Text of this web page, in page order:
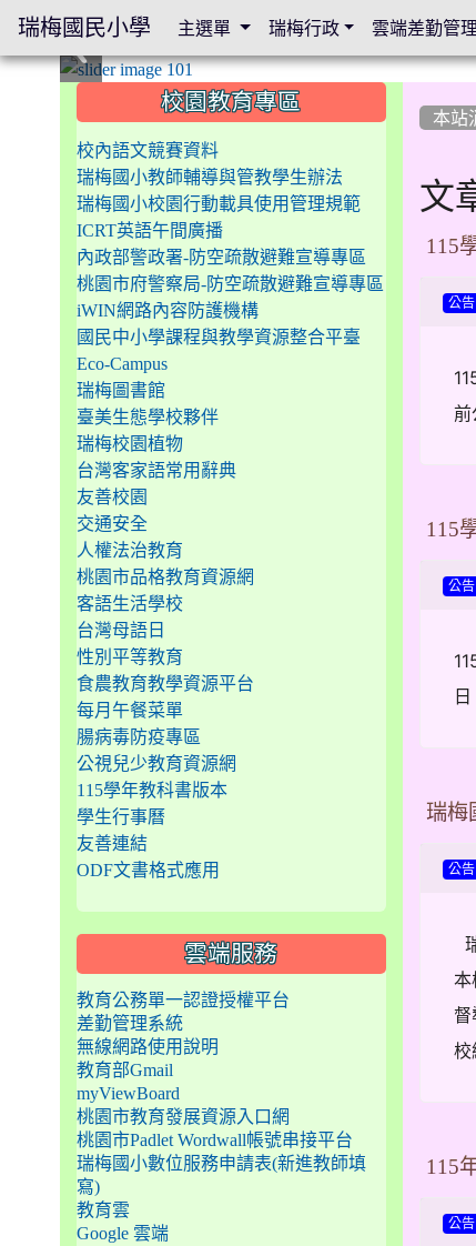
本站
文
115
公告
前
115
公告
日
瑞梅
公告
115
公告
::: 校園教育專區
校內語文競賽資料
瑞梅國小教師輔導與管教學生辦法
瑞梅國小校園行動載具使用管理規範
ICRT英語午間廣播
內政部警政署-防空疏散避難宣導專區
桃園市府警察局-防空疏散避難宣導專區
iWIN網路內容防護機構
國民中小學課程與教學資源整合平臺
Eco-Campus
瑞梅圖書館
臺美生態學校夥伴
瑞梅校園植物
台灣客家語常用辭典
友善校園
交通安全
人權法治教育
桃園市品格教育資源網
客語生活學校
台灣母語日
性別平等教育
食農教育教學資源平台
每月午餐菜單
腸病毒防疫專區
公視兒少教育資源網
115學年教科書版本
學生行事曆
友善連結
ODF文書格式應用
雲端服務
教育公務單一認證授權平台
差勤管理系統
無線網路使用說明
教育部Gmail
myViewBoard
桃園市教育發展資源入口網
桃園市Padlet Wordwall帳號串接平台
瑞梅國小數位服務申請表(新進教師填
寫)
教育雲
Google 雲端
瑞梅國民小學 主選單 瑞梅行政 雲端差勤管